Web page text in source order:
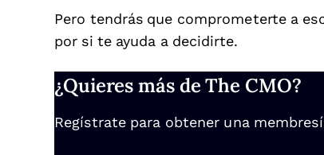
Pero tendrás que comprometerte a
por si te ayuda a decidirte.
¿Quieres más de The CMO?
Regístrate para obtener una